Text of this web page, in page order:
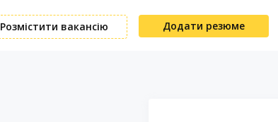
Розмістити вакансію Додати резюме